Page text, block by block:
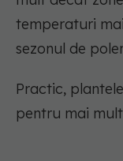
temperaturi
sezonul de
Practic,
pentru mai